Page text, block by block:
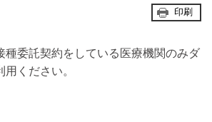
印刷
種委託契約をしている医療機関のみダ
ください。